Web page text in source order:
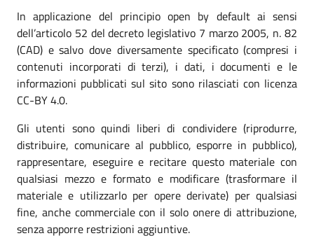
In applicazione del principio open by default ai sensi
dell’articolo 52 del decreto legislativo 7 marzo 2005, n. 82
(CAD) e salvo dove diversamente specificato (compresi i
contenuti incorporati di terzi), i dati, i documenti e le
informazioni pubblicati sul sito sono rilasciati con licenza
CC-BY 4.0.
Gli utenti sono quindi liberi di condividere (riprodurre,
distribuire, comunicare al pubblico, esporre in pubblico),
rappresentare, eseguire e recitare questo materiale con
qualsiasi mezzo e formato e modificare (trasformare il
materiale e utilizzarlo per opere derivate) per qualsiasi
fine, anche commerciale con il solo onere di attribuzione,
senza apporre restrizioni aggiuntive.